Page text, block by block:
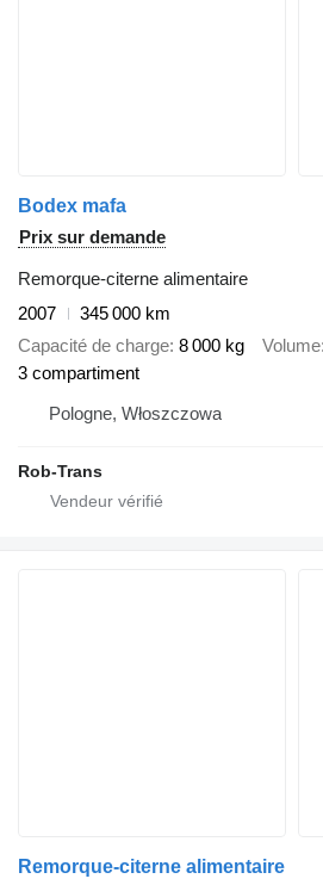
Bodex mafa
Prix sur demande
Remorque-citerne alimentaire
2007
345 000 km
Capacité de charge 8 000 kg Volume
3 compartiment
Pologne, Włoszczowa
Rob-Trans
Remorque-citerne alimentaire